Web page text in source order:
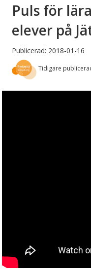
Puls för
elever på
Publicerad: 2018-01-16
Tidigare